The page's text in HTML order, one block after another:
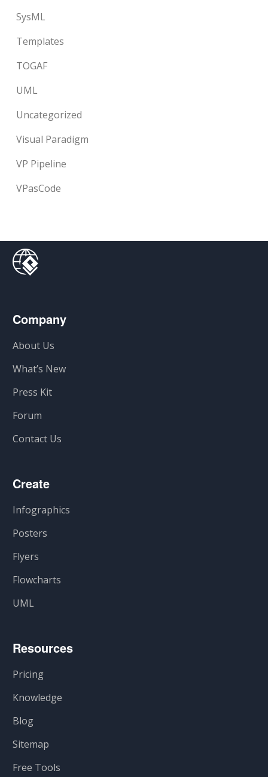
SysML
Templates
TOGAF
UML
Uncategorized
Visual Paradigm
VP Pipeline
VPasCode
Company
About Us
What’s New
Press Kit
Forum
Contact Us
Create
Infographics
Posters
Flyers
Flowcharts
UML
Resources
Pricing
Knowledge
Blog
Sitemap
Free Tools